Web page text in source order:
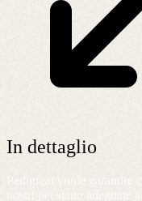
In dettaglio
Pedigreat vuole garantire
nostri pet siano adeguate